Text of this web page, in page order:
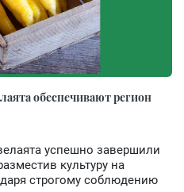
обеспечивают регион
успешно завершили
культуру на
строгому соблюдению